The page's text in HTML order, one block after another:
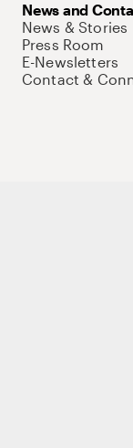
News and
News & Stories
Press Room
E-Newsletters
Contact &